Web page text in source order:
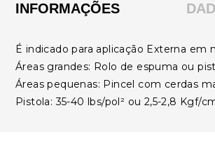
INFORMAÇÕES
É indicado para aplicação Externa em
Áreas grandes: Rolo de espuma ou
Áreas pequenas: Pincel com cerdas
Pistola: 35-40 lbs/pol² ou 2,5-2,8 Kgf/